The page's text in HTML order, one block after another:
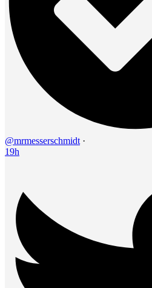
@mrmesserschmidt ·
19h